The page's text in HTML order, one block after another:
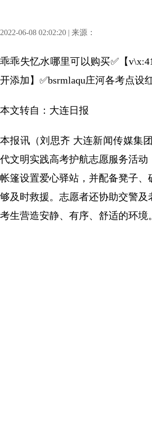
2022-06-08 02:02:20 | 来源：
乖乖失忆水哪里可以购买✅【
开添加】✅bsrmlaqu庄河各考点设
本文转自：大连日报
本报讯（刘思齐 大连新闻传媒集
代文明实践高考护航志愿服务活
帐篷设置爱心驿站，并配备凳子
够及时救援。志愿者还协助交警
考生营造安静、有序、舒适的环境。